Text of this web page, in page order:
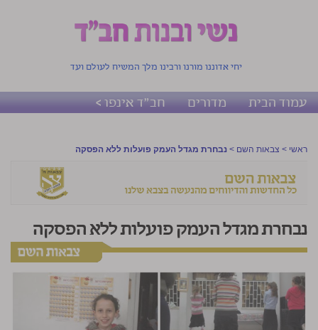
יחי אדוננו מורנו ורבינו מלך המשיח לעולם ועד
עמוד הבית מדורים חב"ד אינפו >
ראשי > צבאות השם > נבחרת מגדל העמק פועלות ללא הפסקה
נבחרת מגדל העמק פועלות ללא הפסקה